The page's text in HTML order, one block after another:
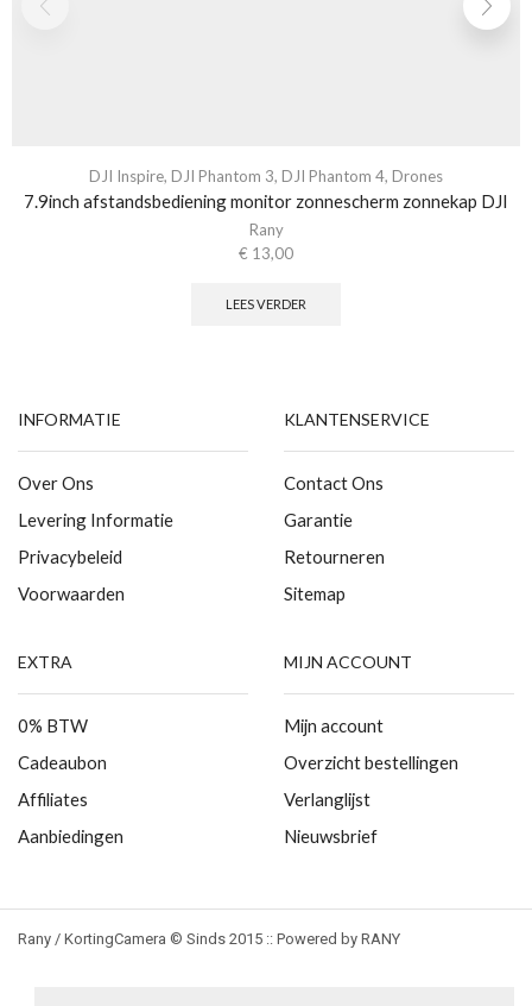
DJI Inspire, DJI Phantom 3, DJI Phantom 4, Drones
7.9inch afstandsbediening monitor zonnescherm zonnekap DJI
Rany
€ 13,00
LEES VERDER
INFORMATIE
Over Ons
Levering Informatie
Privacybeleid
Voorwaarden
KLANTENSERVICE
Contact Ons
Garantie
Retourneren
Sitemap
EXTRA
0% BTW
Cadeaubon
Affiliates
Aanbiedingen
MIJN ACCOUNT
Mijn account
Overzicht bestellingen
Verlanglijst
Nieuwsbrief
Rany / KortingCamera © Sinds 2015 :: Powered by RANY